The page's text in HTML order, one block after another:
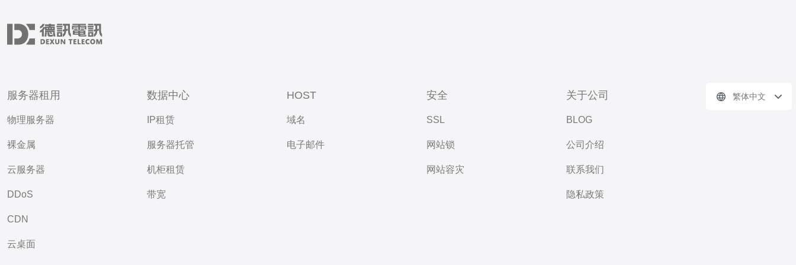
服务器租用
物理服务器
裸金属
云服务器
DDoS
CDN
云桌面
数据中心
IP租赁
服务器托管
机柜租赁
带宽
HOST
域名
电子邮件
安全
SSL
网站锁
网站容灾
关于公司
BLOG
公司介绍
联系我们
隐私政策
繁体中文